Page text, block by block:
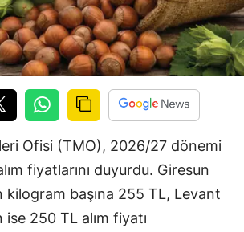
Ofisi (TMO), 2026/27 dönemi
fiyatlarını duyurdu. Giresun
kilogram başına 255 TL, Levant
ise 250 TL alım fiyatı